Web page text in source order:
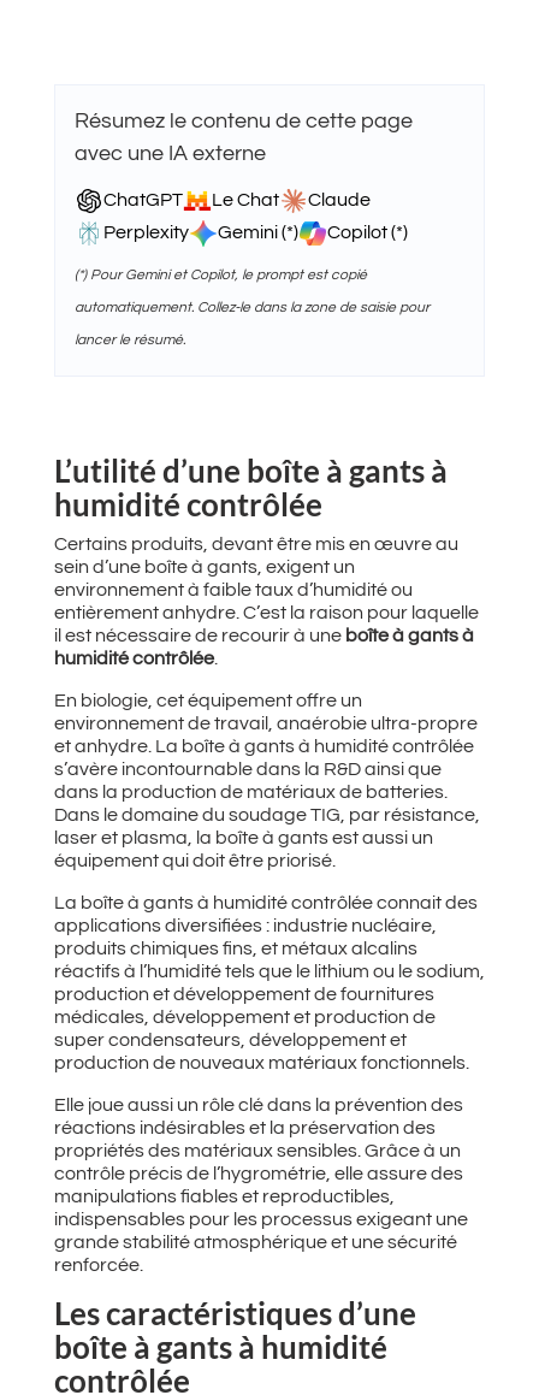
Résumez le contenu de cette page
avec une IA externe
ChatGPT Le Chat
Claude
Perplexity
Gemini (*) Copilot (*)
(*) Pour Gemini et Copilot, le prompt est copié
automatiquement. Collez-le dans la zone de saisie pour
lancer le résumé.
L’utilité d’une boîte à gants à
humidité contrôlée
Certains produits, devant être mis en œuvre au
sein d’une boîte à gants, exigent un
environnement à faible taux d’humidité ou
entièrement anhydre. C’est la raison pour laquelle
il est nécessaire de recourir à une boîte à gants à
humidité contrôlée.
En biologie, cet équipement offre un
environnement de travail, anaérobie ultra-propre
et anhydre. La boîte à gants à humidité contrôlée
s’avère incontournable dans la R&D ainsi que
dans la production de matériaux de batteries.
Dans le domaine du soudage TIG, par résistance,
laser et plasma, la boîte à gants est aussi un
équipement qui doit être priorisé.
La boîte à gants à humidité contrôlée connait des
applications diversifiées : industrie nucléaire,
produits chimiques fins, et métaux alcalins
réactifs à l’humidité tels que le lithium ou le sodium,
production et développement de fournitures
médicales, développement et production de
super condensateurs, développement et
production de nouveaux matériaux fonctionnels.
Elle joue aussi un rôle clé dans la prévention des
réactions indésirables et la préservation des
propriétés des matériaux sensibles. Grâce à un
contrôle précis de l’hygrométrie, elle assure des
manipulations fiables et reproductibles,
indispensables pour les processus exigeant une
grande stabilité atmosphérique et une sécurité
renforcée.
Les caractéristiques d’une
boîte à gants à humidité
contrôlée